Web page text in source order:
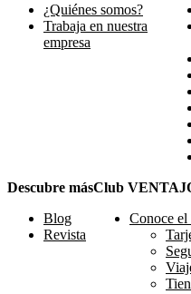
¿Quiénes somos?
Trabaja en nuestra
empresa
Descubre más
Blog
Revista
Club
Conoce